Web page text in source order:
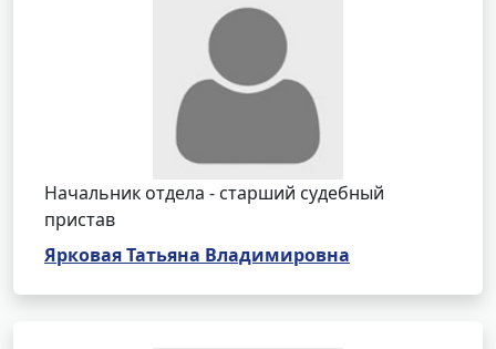
Начальник отдела - старший судебный
пристав
Ярковая Татьяна Владимировна